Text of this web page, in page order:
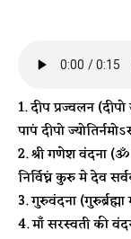
दीप प्रज्वलन (दीपो
पापं दीपो
श्री गणेश वंदना
निर्विघ्नं कुरु मे देव
गुरुवंदना
माँ सरस्वती की